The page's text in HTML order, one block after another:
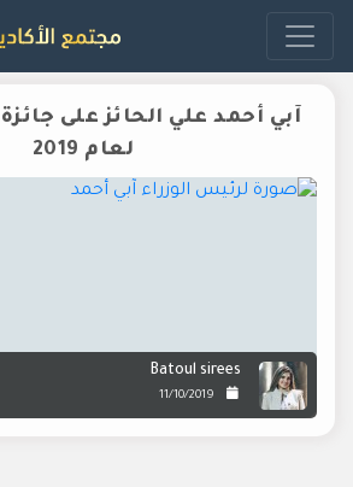
آبي أحمد علي الحائز على
لعام 2019
Batoul sirees
11/10/2019